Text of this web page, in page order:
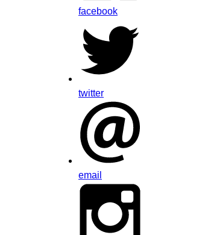
facebook
twitter
email